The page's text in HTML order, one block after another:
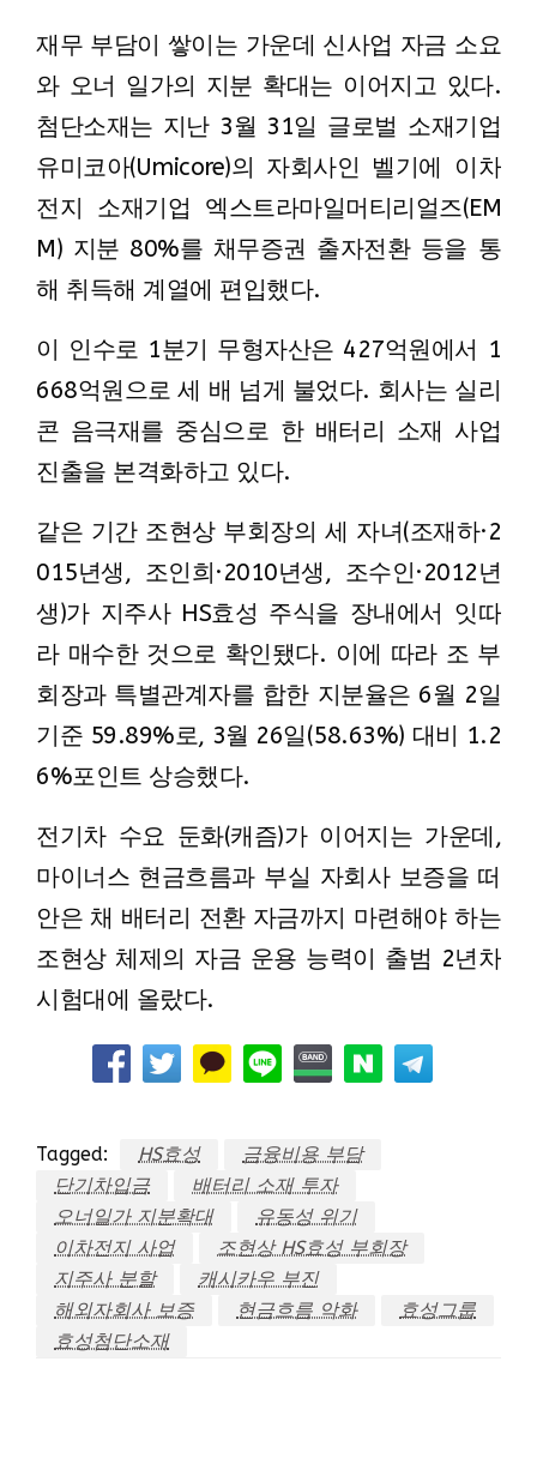
재무 부담이 쌓이는 가운데 신사업 자금 소요
와 오너 일가의 지분 확대는 이어지고 있다.
첨단소재는 지난 3월 31일 글로벌 소재기업
유미코아(Umicore)의 자회사인 벨기에 이차
전지 소재기업 엑스트라마일머티리얼즈(EM
M) 지분 80%를 채무증권 출자전환 등을 통
해 취득해 계열에 편입했다.
이 인수로 1분기 무형자산은 427억원에서 1
668억원으로 세 배 넘게 불었다. 회사는 실리
콘 음극재를 중심으로 한 배터리 소재 사업
진출을 본격화하고 있다.
같은 기간 조현상 부회장의 세 자녀(조재하·2
015년생, 조인희·2010년생, 조수인·2012년
생)가 지주사 HS효성 주식을 장내에서 잇따
라 매수한 것으로 확인됐다. 이에 따라 조 부
회장과 특별관계자를 합한 지분율은 6월 2일
기준 59.89%로, 3월 26일(58.63%) 대비 1.2
6%포인트 상승했다.
전기차 수요 둔화(캐즘)가 이어지는 가운데,
마이너스 현금흐름과 부실 자회사 보증을 떠
안은 채 배터리 전환 자금까지 마련해야 하는
조현상 체제의 자금 운용 능력이 출범 2년차
시험대에 올랐다.
Tagged: HS효성
금융비용 부담
단기차입금
배터리 소재 투자
오너일가 지분확대
유동성 위기
이차전지 사업
조현상 HS효성 부회장
지주사 분할
캐시카우 부진
해외자회사 보증
현금흐름 악화
효성그룹
효성첨단소재